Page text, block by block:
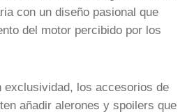
con un diseño pasional que
del motor percibido por los
exclusividad, los accesorios de
añadir alerones y spoilers que